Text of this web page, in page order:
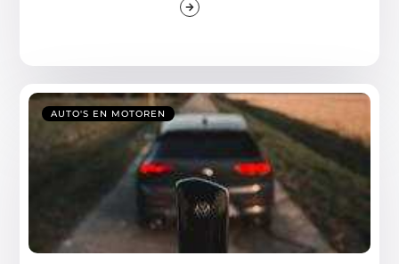
AUTO'S EN MOTOREN